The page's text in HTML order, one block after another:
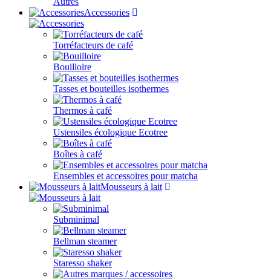
Accessories
Torréfacteurs de café
Bouilloire
Tasses et bouteilles isothermes
Thermos à café
Ustensiles écologique Ecotree
Boîtes à café
Ensembles et accessoires pour matcha
Mousseurs à lait
Subminimal
Bellman steamer
Staresso shaker